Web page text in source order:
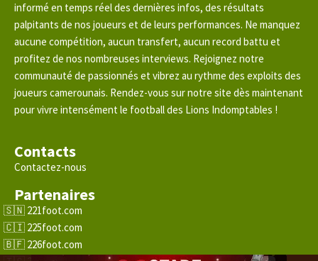
informé en temps réel des dernières infos, des résultats
palpitants de nos joueurs et de leurs performances. Ne manquez
aucune compétition, aucun transfert, aucun record battu et
profitez de nos nombreuses interviews. Rejoignez notre
communauté de passionnés et vibrez au rythme des exploits des
joueurs camerounais. Rendez-vous sur notre site dès maintenant
pour vivre intensément le football des Lions Indomptables !
Contacts
Contactez-nous
Partenaires
221foot.com
225foot.com
226foot.com